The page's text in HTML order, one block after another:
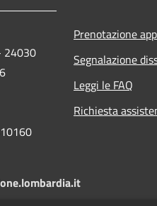
24030
Prenotazione
Segnalazione
Leggi le FAQ
Richiesta